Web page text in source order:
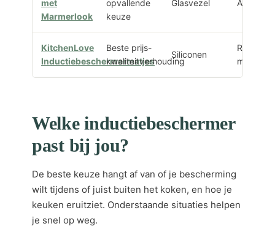
met
Marmerlook
opvallende
keuze
Glasvezel
KitchenLove
Inductiebeschermermatjes
Beste prijs-
kwaliteitverhouding
Siliconen
Ronde
matjes
Welke inductiebeschermer
past bij jou?
De beste keuze hangt af van of je bescherming
wilt tijdens of juist buiten het koken, en hoe je
keuken eruitziet. Onderstaande situaties helpen
je snel op weg.